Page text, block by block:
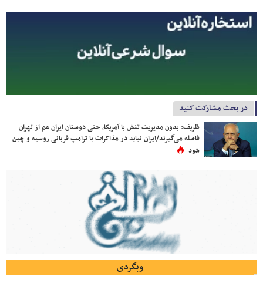
در بحث مشارکت کنید
ظریف: بدون مدیریت تنش با آمریکا، حتی دوستان ایران هم از تهران
فاصله می‌گیرند/ایران نباید در مذاکرات با ترامپ قربانی روسیه و چین
شود
وبگردی